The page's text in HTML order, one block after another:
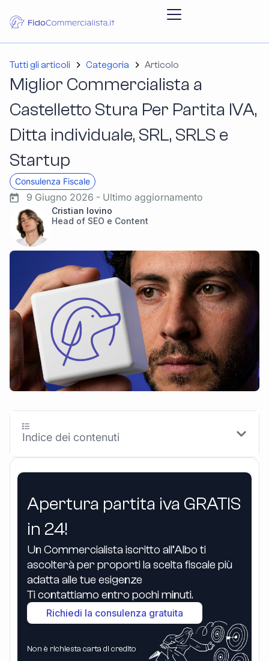
Tutti gli articoli Categoria Articolo
Miglior Commercialista a
Castelletto Stura Per Partita IVA,
Ditta individuale, SRL, SRLS e
Startup
Consulenza Fiscale
9 Giugno 2026 - Ultimo aggiornamento
Cristian Iovino
Head of SEO e Content
Apertura partita iva GRATIS
in 24!
Un Commercialista iscritto all’Albo ti
ascolterà per proporti la scelta fiscale più
adatta alle tue esigenze
Ti contattiamo entro pochi minuti.
Richiedi la consulenza gratuita
Non è richiesta carta di credito
Indice dei contenuti